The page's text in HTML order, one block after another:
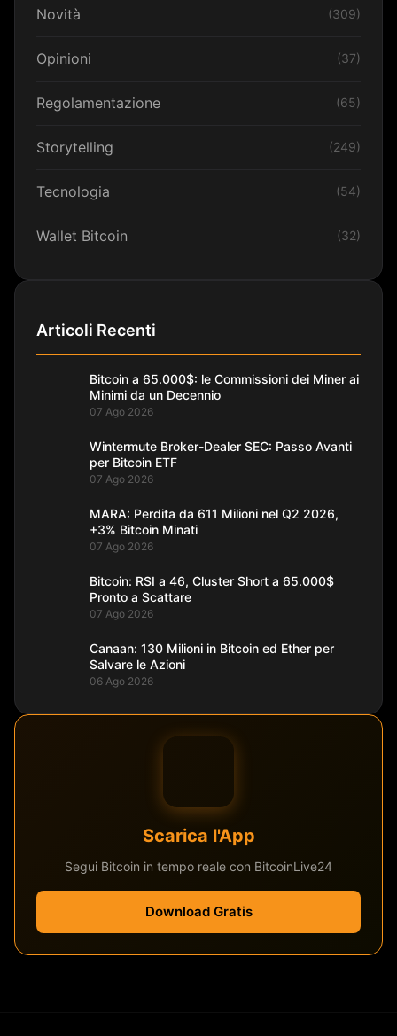
Novità (309)
Opinioni (37)
Regolamentazione (65)
Storytelling (249)
Tecnologia (54)
Wallet Bitcoin (32)
Articoli Recenti
Bitcoin a 65.000$: le Commissioni dei Miner ai
Minimi da un Decennio
07 Ago 2026
Wintermute Broker-Dealer SEC: Passo Avanti
per Bitcoin ETF
07 Ago 2026
MARA: Perdita da 611 Milioni nel Q2 2026,
+3% Bitcoin Minati
07 Ago 2026
Bitcoin: RSI a 46, Cluster Short a 65.000$
Pronto a Scattare
07 Ago 2026
Canaan: 130 Milioni in Bitcoin ed Ether per
Salvare le Azioni
06 Ago 2026
Scarica l'App
Segui Bitcoin in tempo reale con BitcoinLive24
Download Gratis